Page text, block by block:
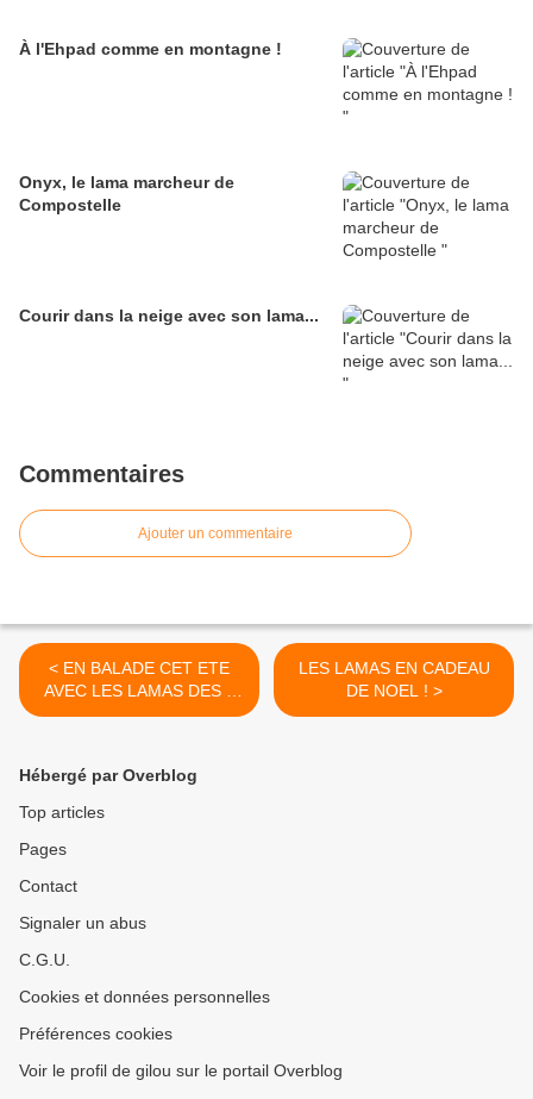
À l'Ehpad comme en montagne !
Onyx, le lama marcheur de
Compostelle
Courir dans la neige avec son lama...
Commentaires
Ajouter un commentaire
< EN BALADE CET ETE
AVEC LES LAMAS DES 7
VALLEES !
LES LAMAS EN CADEAU
DE NOEL ! >
Hébergé par Overblog
Top articles
Pages
Contact
Signaler un abus
C.G.U.
Cookies et données personnelles
Préférences cookies
Voir le profil de gilou sur le portail Overblog